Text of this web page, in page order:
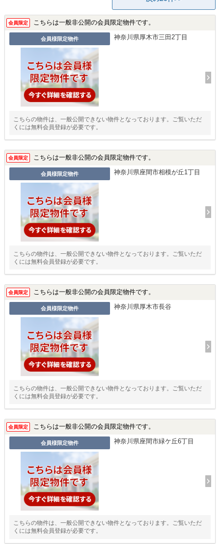
会員限定 こちらは一般非公開の会員限定物件です。
会員様限定物件 神奈川県厚木市三田2丁目
こちらの物件は、一般公開できない物件となっております。ご覧いただ
くには無料会員登録が必要です。
会員限定 こちらは一般非公開の会員限定物件です。
会員様限定物件 神奈川県座間市相模が丘1丁目
こちらの物件は、一般公開できない物件となっております。ご覧いただ
くには無料会員登録が必要です。
会員限定 こちらは一般非公開の会員限定物件です。
会員様限定物件 神奈川県厚木市長谷
こちらの物件は、一般公開できない物件となっております。ご覧いただ
くには無料会員登録が必要です。
会員限定 こちらは一般非公開の会員限定物件です。
会員様限定物件 神奈川県座間市緑ケ丘6丁目
こちらの物件は、一般公開できない物件となっております。ご覧いただ
くには無料会員登録が必要です。